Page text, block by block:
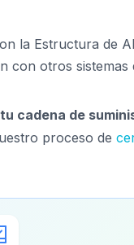
la Estructura de
con otros sistemas
cadena de
proceso de